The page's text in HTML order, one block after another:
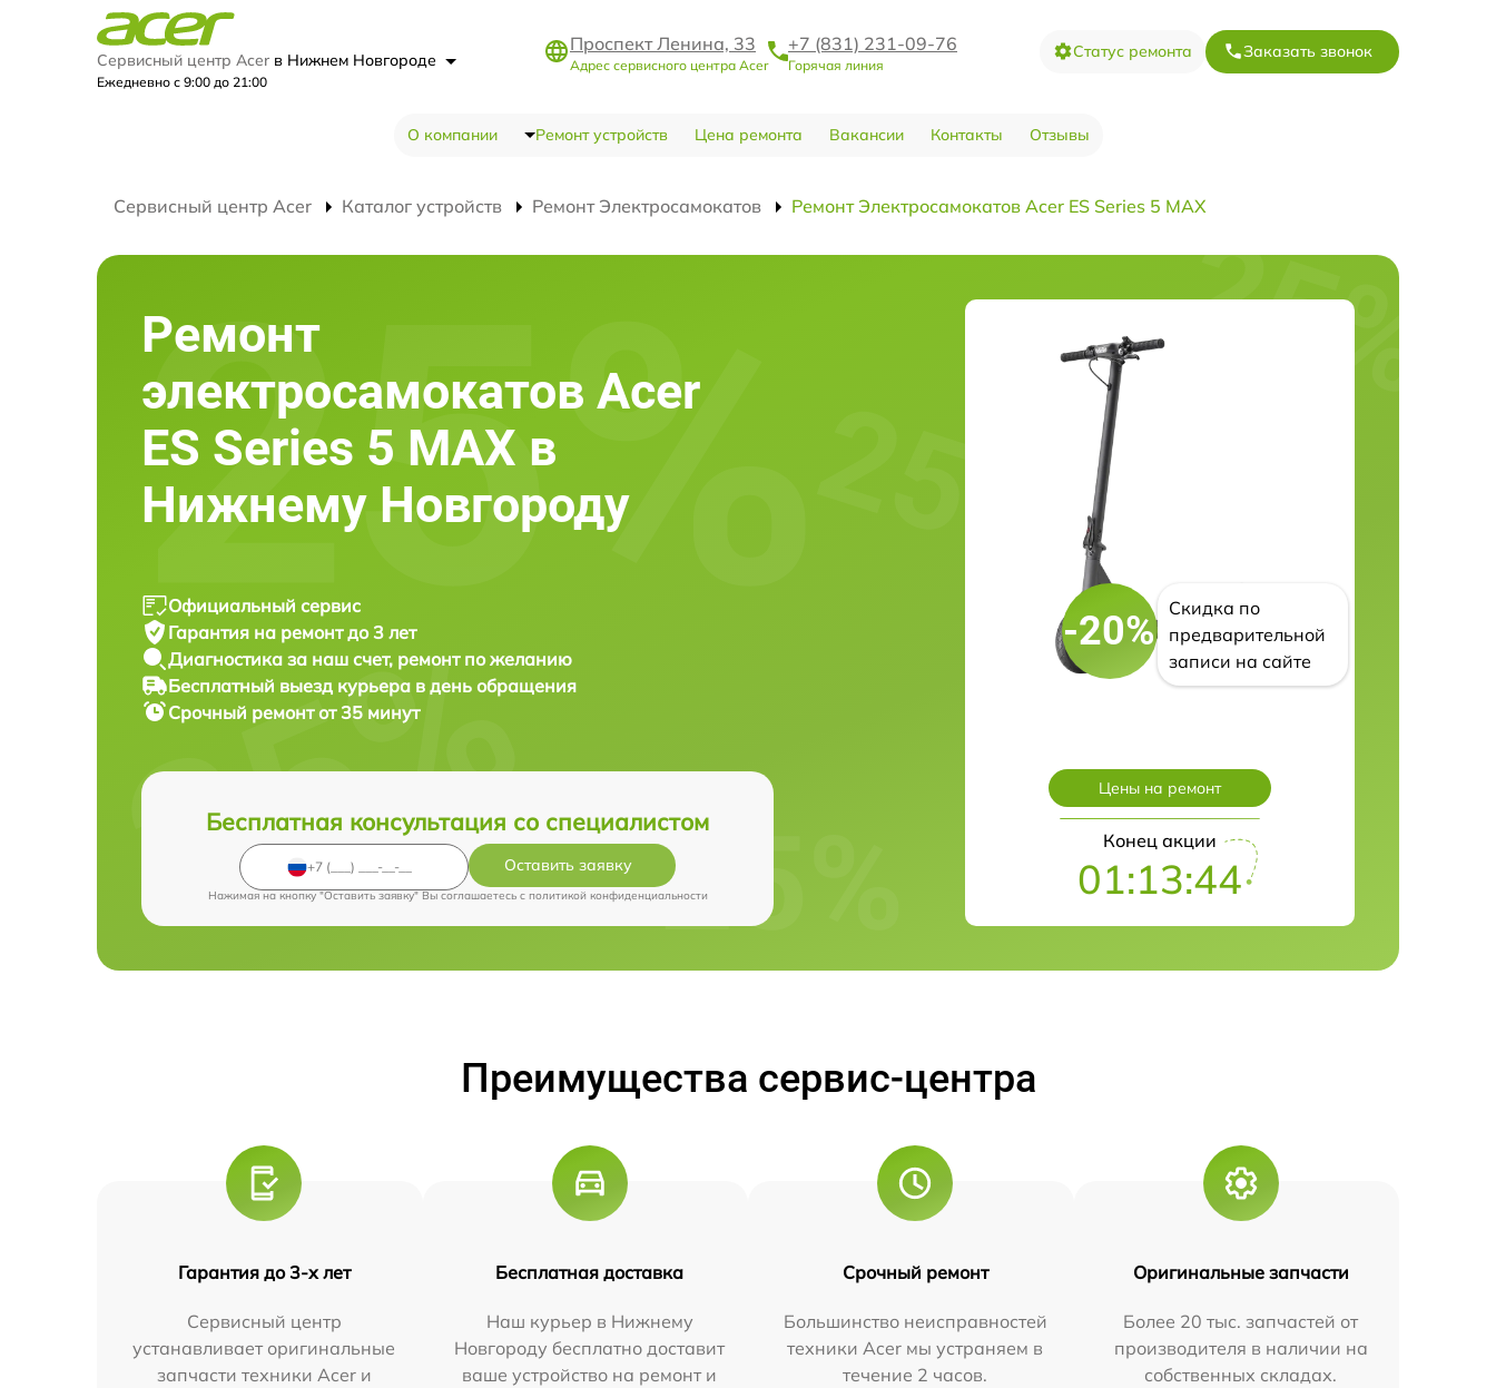
Сервисный центр Acer в Нижнем Новгороде
Ежедневно с 9:00 до 21:00
Проспект Ленина, 33
Адрес сервисного центра Acer
+7 (831) 231-09-76
Горячая линия
Статус ремонта Заказать звонок
О компании Ремонт устройств Цена ремонта Вакансии Контакты Отзывы
Сервисный центр Acer Каталог устройств Ремонт Электросамокатов Ремонт Электросамокатов Acer ES Series 5 MAX
Ремонт
электросамокатов Acer
ES Series 5 MAX в
Нижнему Новгороду
Официальный сервис
Гарантия на ремонт до 3 лет
Диагностика за наш счет, ремонт по желанию
Бесплатный выезд курьера в день обращения
Срочный ремонт от 35 минут
Бесплатная консультация со специалистом
Оставить заявку
Нажимая на кнопку "Оставить заявку" Вы соглашаетесь c политикой конфиденциальности
-20%
Скидка по
предварительной
записи на сайте
Цены на ремонт
Конец акции
01:13:43
Преимущества сервис-центра
Гарантия до 3-х лет
Сервисный центр
устанавливает оригинальные
запчасти техники Acer и
Бесплатная доставка
Наш курьер в Нижнему
Новгороду бесплатно доставит
ваше устройство на ремонт и
Срочный ремонт
Большинство неисправностей
техники Acer мы устраняем в
течение 2 часов.
Оригинальные запчасти
Более 20 тыс. запчастей от
производителя в наличии на
собственных складах.